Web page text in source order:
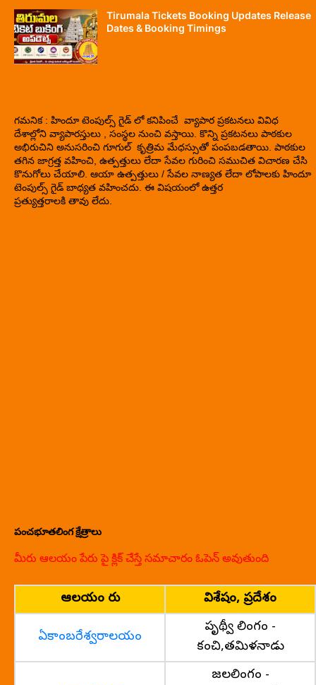
Tirumala Tickets Booking Updates Release
Dates & Booking Timings
గమనిక : హిందూ టెంపుల్స్ గైడ్ లో కనిపించే వ్యాపార ప్రకటనలు వివిధ
దేశాల్లోని వ్యాపారస్తులు , సంస్థల నుంచి వస్తాయి. కొన్ని ప్రకటనలు పాఠకుల
అభిరుచిని అనుసరించి గూగుల్ కృత్రిమ మేధస్సుతో పంపబడతాయి. పాఠకుల
తగిన జాగ్రత్త వహించి, ఉత్పత్తులు లేదా సేవల గురించి సముచిత విచారణ చేసి
కొనుగోలు చేయాలి. ఆయా ఉత్పత్తులు / సేవల నాణ్యత లేదా లోపాలకు హిందూ
టెంపుల్స్ గైడ్ బాధ్యత వహించదు. ఈ విషయంలో ఉత్తర
ప్రత్యుత్తరాలకి తావు లేదు.
పంచభూతలింగ క్షేత్రాలు
మీరు ఆలయం పేరు పై క్లిక్ చేస్తే సమాచారం ఓపెన్ అవుతుంది
ఆలయం పేరు విశేషం, ప్రదేశం
ఏకాంబరేశ్వరాలయం
పృథ్వీ లింగం -
కంచి,తమిళనాడు
జలలింగం -